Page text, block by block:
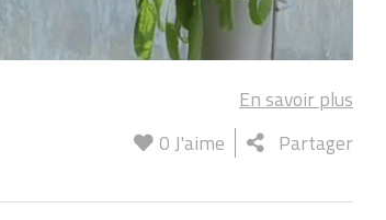
En savoir plus
0 J'aime Partager